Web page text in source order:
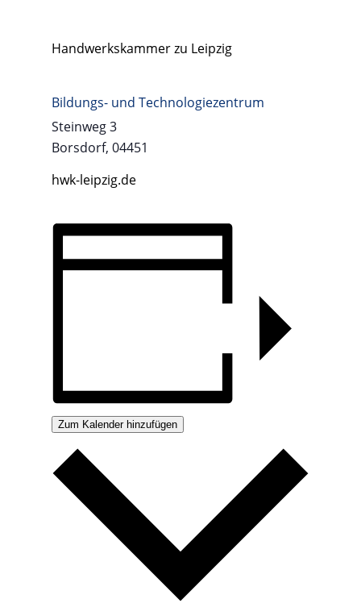
Handwerkskammer zu Leipzig
Bildungs- und Technologiezentrum
Steinweg 3
Borsdorf, 04451
hwk-leipzig.de
Zum Kalender hinzufügen